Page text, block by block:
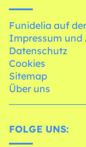
Funidelia auf
Impressum und
Datenschutz
Cookies
Sitemap
Über uns
FOLGE UNS: